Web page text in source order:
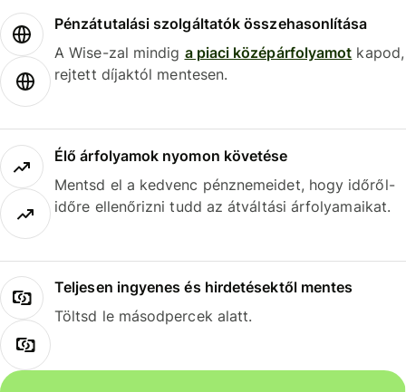
Pénzátutalási szolgáltatók összehasonlítása
A Wise-zal mindig a piaci középárfolyamot kapod,
rejtett díjaktól mentesen.
Élő árfolyamok nyomon követése
Mentsd el a kedvenc pénznemeidet, hogy időről-
időre ellenőrizni tudd az átváltási árfolyamaikat.
Teljesen ingyenes és hirdetésektől mentes
Töltsd le másodpercek alatt.